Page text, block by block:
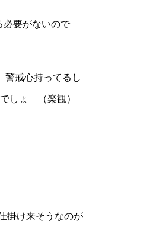
いので
ってるし
楽観）
来そうなのが